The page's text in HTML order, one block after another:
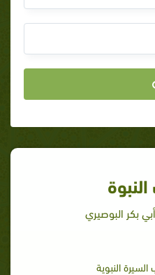
بكر البوصيري
النبوية